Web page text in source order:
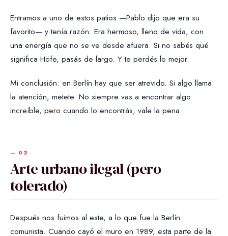
Entramos a uno de estos patios —Pablo dijo que era su
favorito— y tenía razón. Era hermoso, lleno de vida, con
una energía que no se ve desde afuera. Si no sabés qué
significa Höfe, pasás de largo. Y te perdés lo mejor.
Mi conclusión: en Berlín hay que ser atrevido. Si algo llama
la atención, metete. No siempre vas a encontrar algo
increíble, pero cuando lo encontrás, vale la pena.
Arte urbano ilegal (pero
tolerado)
Después nos fuimos al este, a lo que fue la Berlín
comunista. Cuando cayó el muro en 1989, esta parte de la